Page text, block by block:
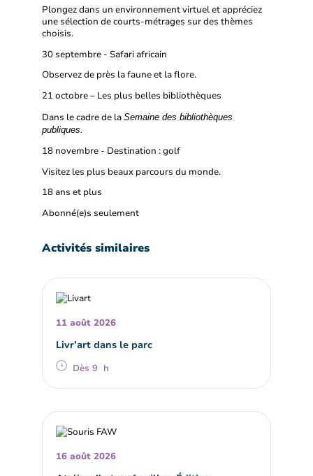
Plongez dans un environnement virtuel et appréciez
une sélection de courts-métrages sur des thèmes
choisis.
30 septembre - Safari africain
Observez de près la faune et la flore.
21 octobre – Les plus belles bibliothèques
Dans le cadre de la Semaine des bibliothèques
publiques.
18 novembre - Destination : golf
Visitez les plus beaux parcours du monde.
18 ans et plus
Abonné(e)s seulement
Activités similaires
11 août 2026
Livr’art dans le parc
Dès 9 h
16 août 2026